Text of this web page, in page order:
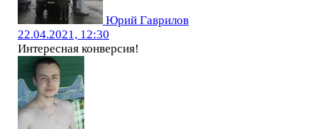
Юрий Гаврилов
22.04.2021, 12:30
Интересная конверсия!